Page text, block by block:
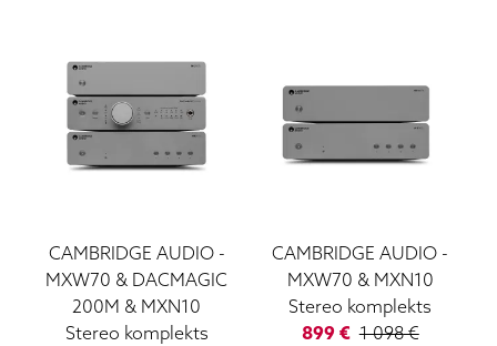
CAMBRIDGE AUDIO-
MXW70 & DACMAGIC
200M & MXN10
Stereo komplekts
CAMBRIDGE AUDIO -
MXW70 & MXN10
Stereo komplekts
899€ 1 098€